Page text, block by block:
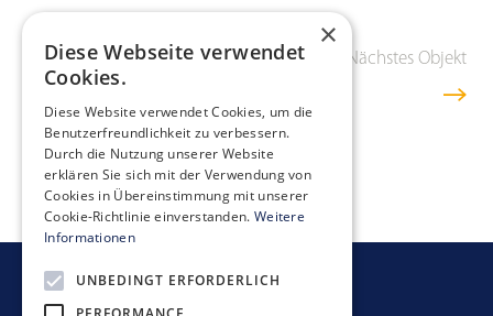
Vorheriges Objekt Übersicht Nächstes Objekt
Newsletter bestellen
×
Diese Webseite verwendet
Cookies.
Diese Website verwendet Cookies, um die
Benutzerfreundlichkeit zu verbessern.
Durch die Nutzung unserer Website
erklären Sie sich mit der Verwendung von
Cookies in Übereinstimmung mit unserer
Cookie-Richtlinie einverstanden. Weitere
Informationen
UNBEDINGT ERFORDERLICH